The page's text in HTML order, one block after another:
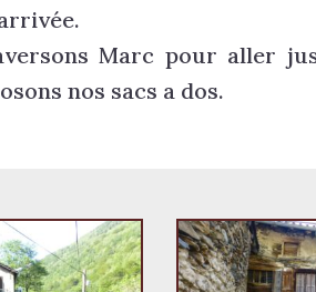
Marc pour aller
nos sacs a dos.